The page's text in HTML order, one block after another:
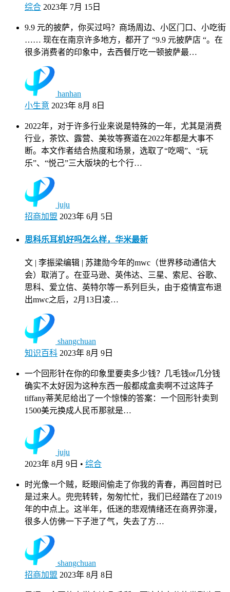
综合 2023年 7月 15日
9.9 元的披萨，你买过吗？商场周边、小区门口、小吃街
…… 现在在南京许多地方，都开了 “9.9 元披萨店 “。在
很多消费者的印象中，去西餐厅吃一顿披萨最…
hanhan
小生意 2023年 8月 8日
2022年，对于许多行业来说是特殊的一年，尤其是消费
行业，茶饮、露营、美妆等赛道在2022年都是大事不
断。本文作者结合热度和场景，选取了“吃喝”、“玩
乐”、“悦己”三大版块的七个行…
juju
招商加盟 2023年 6月 5日
思科乐耳机好吗怎么样，华米最新
文 | 李振梁编辑 | 苏建勋今年的mwc（世界移动通信大
会）取消了。在亚马逊、英伟达、三星、索尼、谷歌、
思科、爱立信、英特尔等一系列巨头，由于疫情宣布退
出mwc之后，2月13日凌…
shangchuan
知识百科 2023年 8月 9日
一个回形针在你的印象里要卖多少钱？几毛钱or几分钱
确实不太好因为这种东西一般都成盒卖啊不过这阵子
tiffany蒂芙尼给出了一个惊悚的答案：一个回形针卖到
1500美元换成人民币那就是…
juju
2023年 8月 9日 • 综合
时光像一个贼，眨眼间偷走了你我的青春，再回首时已
是过来人。兜兜转转，匆匆忙忙，我们已经踏在了2019
年的中点上。这半年，低迷的悲观情绪还在商界弥漫，
很多人仿佛一下子泄了气，失去了方…
shangchuan
招商加盟 2023年 8月 8日